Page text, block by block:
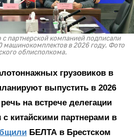
партнерской компанией подписали
машинокомплектов в 2026 году. Фото
облисполкома.
грузовиков в
выпустить в 2026
на встрече делегации
с китайскими партнерами в
БЕЛТА в Брестском